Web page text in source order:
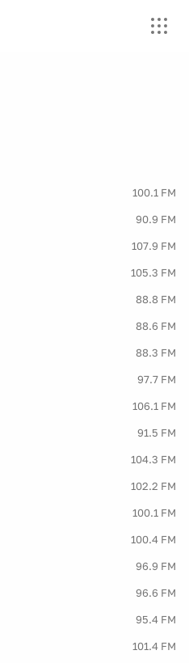
100.1 FM
90.9 FM
107.9 FM
105.3 FM
88.8 FM
88.6 FM
88.3 FM
97.7 FM
106.1 FM
91.5 FM
104.3 FM
102.2 FM
100.1 FM
100.4 FM
96.9 FM
96.6 FM
95.4 FM
101.4 FM